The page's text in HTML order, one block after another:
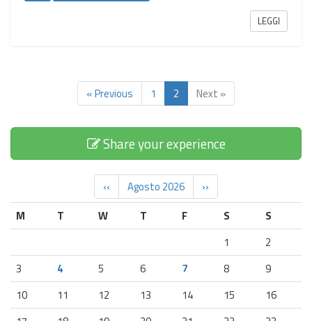
LEGGI
« Previous 1 2 Next »
Share your experience
‹‹ Agosto 2026
››
M
T W T F S
S
1
2
3
4 5 6 7 8
9
10
11 12 13 14 15
16